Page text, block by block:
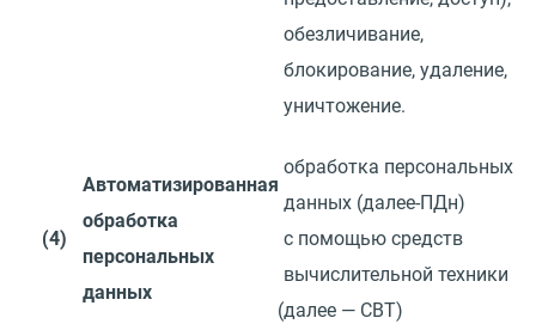
обезличивание,
блокирование, удаление,
уничтожение.
(4)
Автоматизированная
обработка
персональных
данных
обработка персональных
данных (далее-ПДн)
с помощью средств
вычислительной техники
(далее — СВТ)